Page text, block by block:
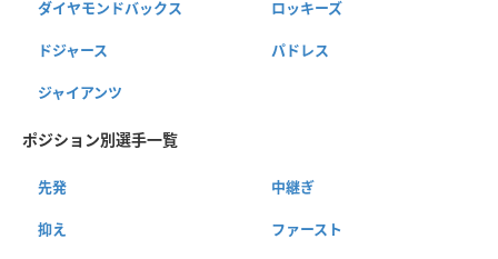
ダイヤモンドバックス ロッキーズ
ドジャース パドレス
ジャイアンツ
ポジション別選手一覧
先発 中継ぎ
抑え ファースト